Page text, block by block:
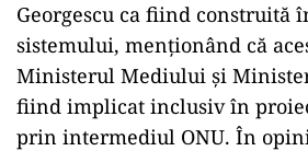
Georgescu ca fiind construită
sistemului, menționând că
Ministerul Mediului și
fiind implicat inclusiv în
prin intermediul ONU. În